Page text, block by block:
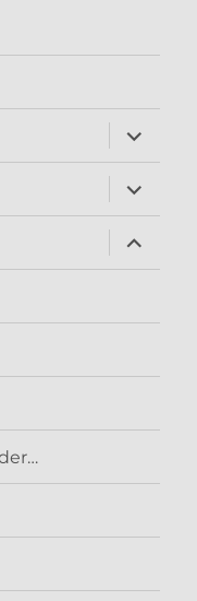
ouvrir
le
sous-
menu
ouvrir
le
sous-
menu
ouvrir
le
sous-